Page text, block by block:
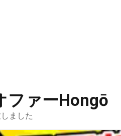
ファーHongō
ました